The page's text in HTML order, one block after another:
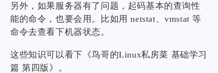
另外，如果服务器有了问题，起码基本的查询性
能的命令，也要会用。比如用 netstat、vmstat 等
命令去查看下机器状态。
这些知识可以看下《鸟哥的Linux私房菜 基础学习
篇 第四版》。